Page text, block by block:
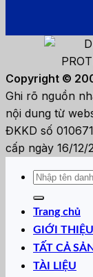
Copyright ©
Ghi rõ nguồn
nội dung từ
ĐKKD số
cấp ngày 16/12/
Tìm
kiếm:
Trang chủ
GIỚI THIỆU
TẤT CẢ
TÀI LIỆU